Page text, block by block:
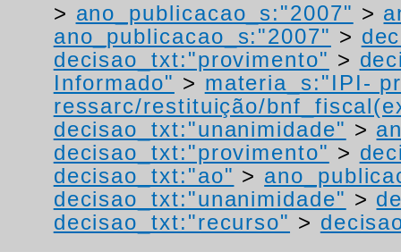
> ano_publicacao_s:"2007" >
ano_publicacao_s:"2007" >
decisao_txt:"provimento" >
Informado" > materia_s:"IPI-
ressarc/restituição/
decisao_txt:"unanimidade" >
decisao_txt:"provimento" >
decisao_txt:"ao" >
decisao_txt:"unanimidade" >
decisao_txt:"recurso" >